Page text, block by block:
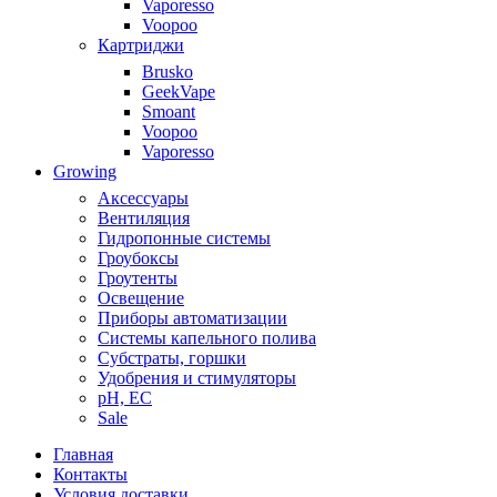
Vaporesso
Voopoo
Картриджи
Brusko
GeekVape
Smoant
Voopoo
Vaporesso
Growing
Аксессуары
Вентиляция
Гидропонные системы
Гроубоксы
Гроутенты
Освещение
Приборы автоматизации
Системы капельного полива
Субстраты, горшки
Удобрения и стимуляторы
pH, EC
Sale
Главная
Контакты